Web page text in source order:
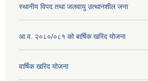
स्थानीय विपद तथा जलवायु उत्थानशील जना
आ.व. २०८०/०८१ को बार्षिक खरिद योजना
वार्षिक खरिद योजना